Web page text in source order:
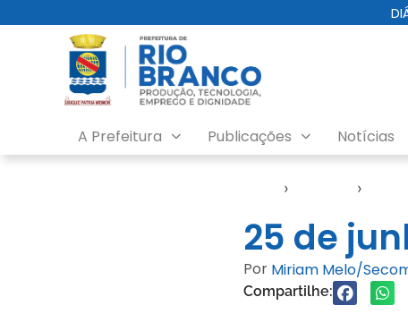
A Prefeitura Publicações Notícias
› ›
25 de
Por Miriam Melo/
Compartilhe: